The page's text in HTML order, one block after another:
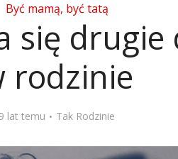
Być mamą, być tatą
się drugie
rodzinie
9 lat temu Tak Rodzinie
i Ty – 29 grudnia